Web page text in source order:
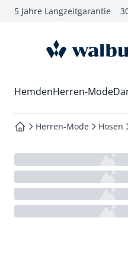
springen
springen
springen
5 Jahre Langzeitgarantie
zur
Wechsel in das Menü mit
HemdenHerren-Mode
zur Startseite
Herren-Mode Hosen